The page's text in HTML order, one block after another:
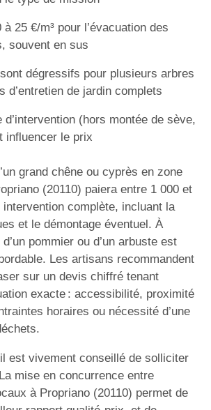
25 €/m³ pour l’évacuation des
souvent en sus
dégressifs pour plusieurs arbres
d’entretien de jardin complets
d’intervention (hors montée de sève,
influencer le prix
grand chêne ou cyprès en zone
(20110) paiera entre 1 000 et
intervention complète, incluant la
et le démontage éventuel. À
pommier ou d’un arbuste est
Les artisans recommandent
sur un devis chiffré tenant
exacte : accessibilité, proximité
horaires ou nécessité d’une
est vivement conseillé de solliciter
mise en concurrence entre
à Propriano (20110) permet de